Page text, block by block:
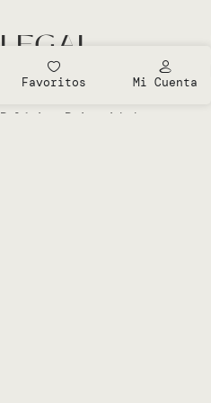
LEGAL
Aviso Legal
Política Privacidad
Favoritos Mi Cuenta